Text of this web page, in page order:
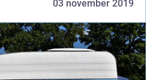
03 november 2019